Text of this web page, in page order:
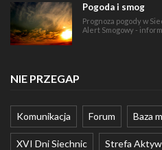
Pogoda i smog
Prognoza pogody w
Alert Smogowy -
NIE PRZEGAP
Komunikacja Forum Baza
XVI Dni Siechnic Strefa